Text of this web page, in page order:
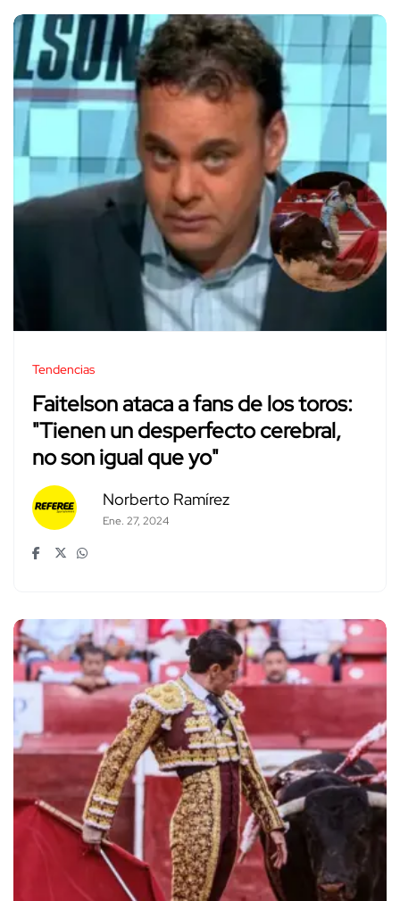
Tendencias
Faitelson ataca a fans de los toros:
"Tienen un desperfecto cerebral,
no son igual que yo"
Norberto Ramírez
Ene. 27, 2024